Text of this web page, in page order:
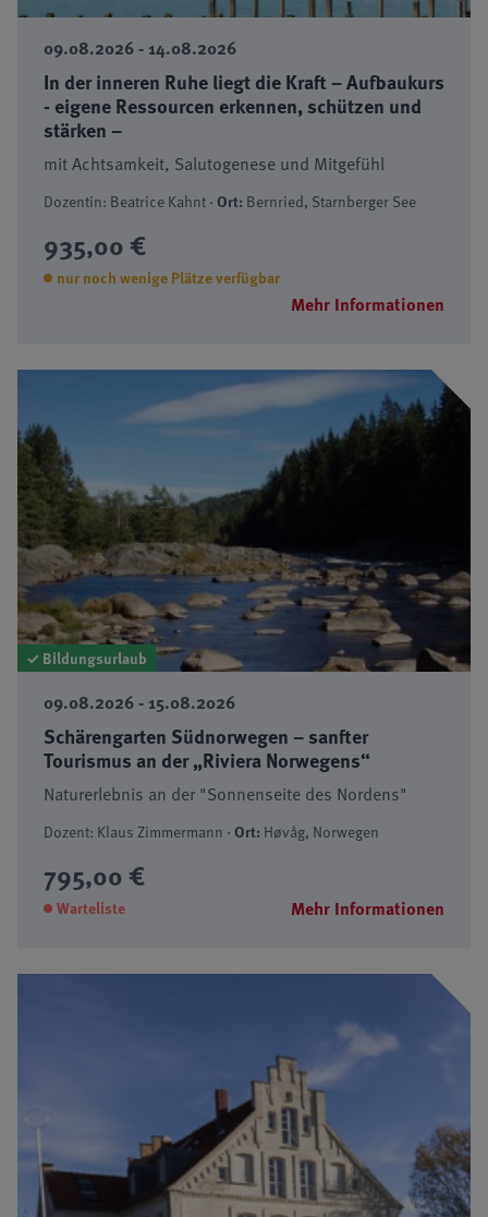
09.08.2026 - 14.08.2026
In der inneren Ruhe liegt die Kraft – Aufbaukurs
- eigene Ressourcen erkennen, schützen und
stärken –
mit Achtsamkeit, Salutogenese und Mitgefühl
Dozentin: Beatrice Kahnt ·Ort: Bernried, Starnberger See
935,00 €
nur noch wenige Plätze verfügbar
Mehr Informationen
✓ Bildungsurlaub
09.08.2026 - 15.08.2026
Schärengarten Südnorwegen – sanfter
Tourismus an der „Riviera Norwegens“
Naturerlebnis an der "Sonnenseite des Nordens"
Dozent: Klaus Zimmermann ·Ort: Høvåg, Norwegen
795,00 €
Warteliste Mehr Informationen